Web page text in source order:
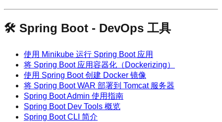
🛠️ Spring Boot - DevOps 工具
使用 Minikube 运行 Spring Boot 应用
将 Spring Boot 应用容器化（Dockerizing）
使用 Spring Boot 创建 Docker 镜像
将 Spring Boot WAR 部署到 Tomcat 服务器
Spring Boot Admin 使用指南
Spring Boot Dev Tools 概览
Spring Boot CLI 简介